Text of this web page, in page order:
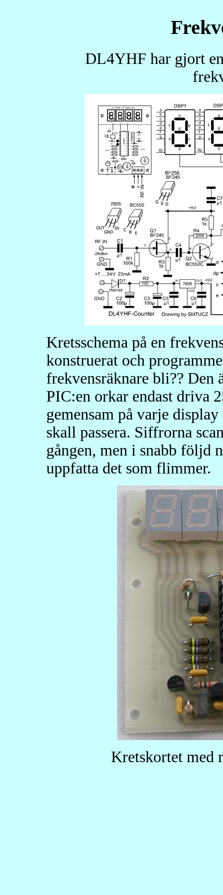
DL4YHF har gjort
Kretsschema på en
konstruerat och
frekvensräknare bli?? Den
PIC:en orkar endast driva
gemensam på varje
skall passera. Siffrorna
gången, men i snabb följd
uppfatta det som flimmer.
Kretskortet med